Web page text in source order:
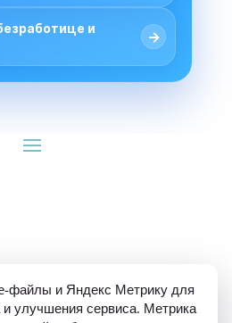
и
→
310784709900570 ИНН
файлы и Яндекс Метрику для
улучшения сервиса. Метрика